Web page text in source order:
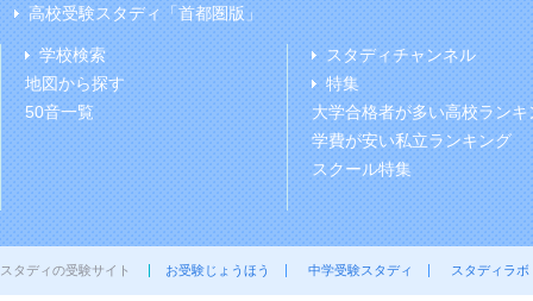
高校受験スタディ「首都圏版」
学校検索
地図から探す
50音一覧
スタディチャンネル
特集
大学合格者が多い高校ランキ
学費が安い私立ランキング
スクール特集
スタディの受験サイト お受験じょうほう 中学受験スタディ スタディラボ